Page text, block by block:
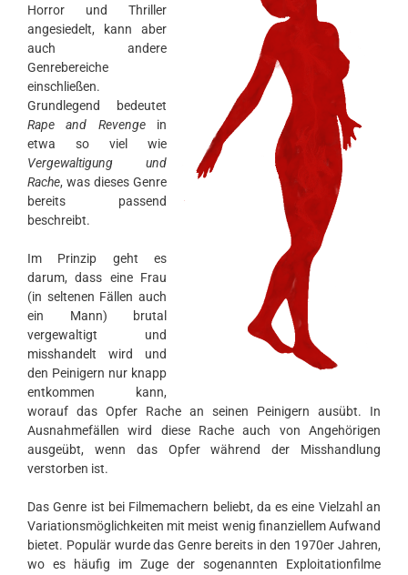
Horror und Thriller
angesiedelt, kann aber
auch andere
Genrebereiche
einschließen.
Grundlegend bedeutet
Rape and Revengein
etwa so viel wie
Vergewaltigung und
Rache, was dieses Genre
bereits passend
beschreibt.
Im Prinzip geht es
darum, dass eine Frau
(in seltenen Fällen auch
ein Mann) brutal
vergewaltigt und
misshandelt wird und
den Peinigern nur knapp
entkommen kann,
worauf das Opfer Rache an seinen Peinigern ausübt. In
Ausnahmefällen wird diese Rache auch von Angehörigen
ausgeübt, wenn das Opfer während der Misshandlung
verstorben ist.
Das Genre ist bei Filmemachern beliebt, da es eine Vielzahl an
Variationsmöglichkeiten mit meist wenig finanziellem Aufwand
bietet. Populär wurde das Genre bereits in den 1970er Jahren,
wo es häufig im Zuge der sogenannten Exploitationfilme